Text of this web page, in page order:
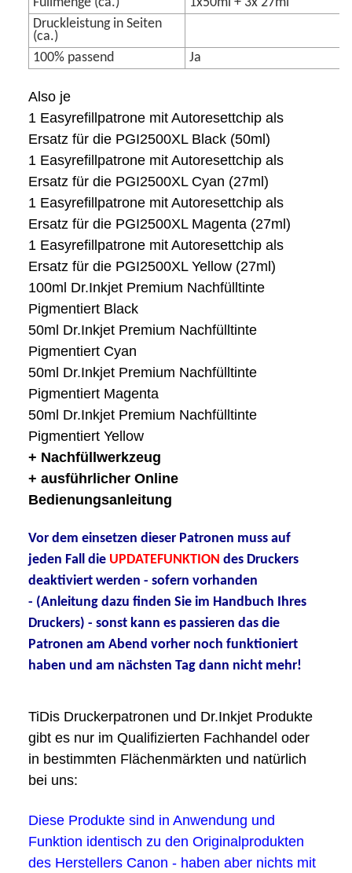
Druckleistung in Seiten
(ca.)
100% passend
Ja
Also je
1 Easyrefillpatrone mit Autoresettchip als
Ersatz für die PGI2500XL Black (50ml)
1 Easyrefillpatrone mit Autoresettchip als
Ersatz für die PGI2500XL Cyan (27ml)
1 Easyrefillpatrone mit Autoresettchip als
Ersatz für die PGI2500XL Magenta (27ml)
1 Easyrefillpatrone mit Autoresettchip als
Ersatz für die PGI2500XL Yellow (27ml)
100ml Dr.Inkjet Premium Nachfülltinte
Pigmentiert Black
50ml Dr.Inkjet Premium Nachfülltinte
Pigmentiert Cyan
50ml Dr.Inkjet Premium Nachfülltinte
Pigmentiert Magenta
50ml Dr.Inkjet Premium Nachfülltinte
Pigmentiert Yellow
+ Nachfüllwerkzeug
+ ausführlicher Online
Bedienungsanleitung
Vor dem einsetzen dieser Patronen muss auf
jeden Fall die UPDATEFUNKTION des Druckers
deaktiviert werden - sofern vorhanden
- (Anleitung dazu finden Sie im Handbuch Ihres
Druckers) - sonst kann es passieren das die
Patronen am Abend vorher noch funktioniert
haben und am nächsten Tag dann nicht mehr!
TiDis Druckerpatronen und Dr.Inkjet Produkte
gibt es nur im Qualifizierten Fachhandel oder
in bestimmten Flächenmärkten und natürlich
bei uns:
Diese Produkte sind in Anwendung und
Funktion identisch zu den Originalprodukten
des Herstellers Canon - haben aber nichts mit